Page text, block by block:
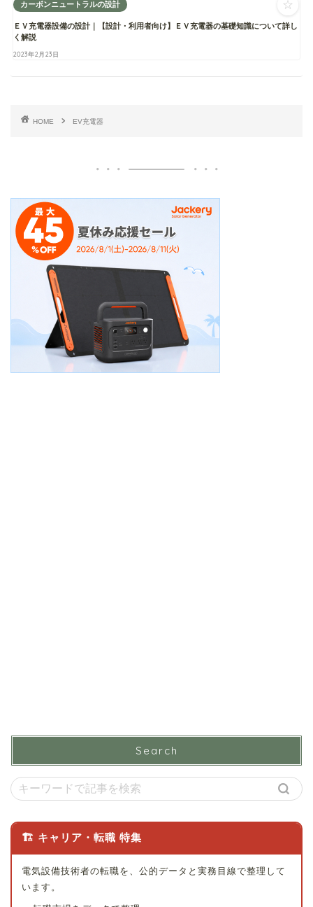
カーボンニュートラルの設計
ＥＶ充電器設備の設計｜【設計・利用者向け】ＥＶ充電器の基礎知識について詳し
く解説
2023年2月23日
☆
HOME EV充電器
Search
🏗 キャリア・転職 特集
電気設備技術者の転職を、公的データと実務目線で整理して
います。